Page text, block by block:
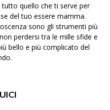
quello che ti serve per
del tuo essere mamma.
sono gli strumenti più
perdersi tra le mille sfide e
bello e più complicato del